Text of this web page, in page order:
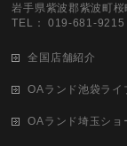
岩手県紫波郡紫波町
TEL： 019-681-
全国店舗紹介
OAランド池袋ライ
OAランド埼玉ショ